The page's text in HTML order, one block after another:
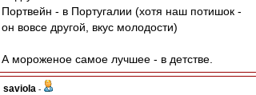
Портвейн - в Португалии (хотя наш потишок -
он вовсе другой, вкус молодости)
А мороженое самое лучшее - в детстве.
saviola -